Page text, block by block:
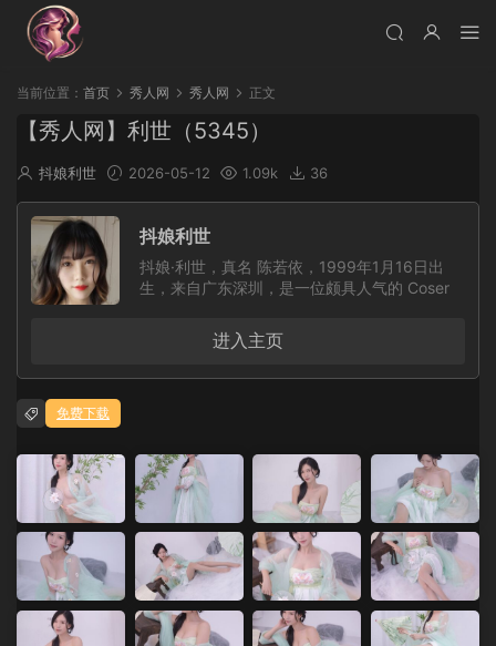
当前位置： 首页 秀人网 秀人网 正文
【秀人网】利世（5345）
抖娘利世 2026-05-12 1.09k 36
抖娘利世
抖娘·利世，真名 陈若依，1999年1月16日出
生，来自广东深圳，是一位颇具人气的 Coser
台，凭借鲜明的个人风格、精致的角色造型和良
好的镜头表现力受到不少粉丝关注。此外，她也
进入主页
免费下载